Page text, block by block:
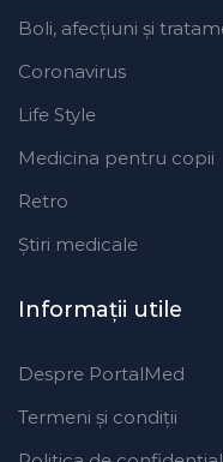
Boli, afecțiuni și
Coronavirus
Life Style
Medicina pentru copii
Retro
Ştiri medicale
Informaţii utile
Despre PortalMed
Termeni și condiții